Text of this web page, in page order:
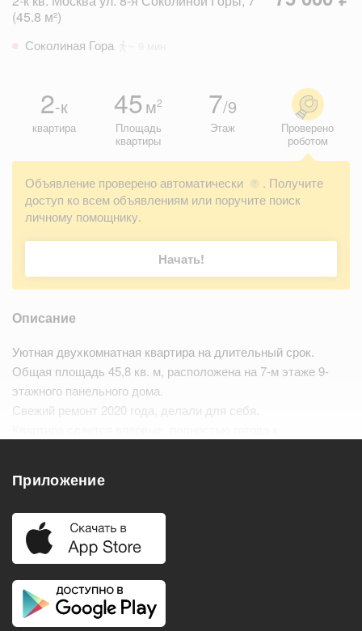
(45.8 м²)
Соколиная Гора
2-к
квартира
45м2
Площадь
квартиры
7/9
Этаж
Проверено
роботом
Объявление проверено автоматически ?
. Получите
доступ ко всем объявлениям или поручите поиск
личному помощнику.
Начать!
Описание
Уютная двухкомнатная квартира на длительный срок.
Общая площадь 45,8 кв. м, расположена на 7-м этаже 9-
этажного панельного дома.
Свежий ремонт 2020 года, делали для себя.
Удобства
Балкон
Телевизор
Приложение